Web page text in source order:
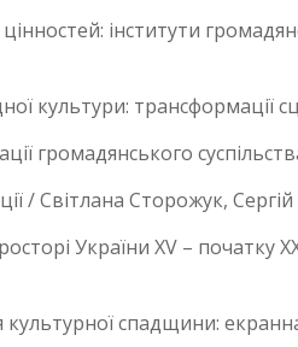
інститути
культури: трансформації
громадянського
/ Світлана Сторожук,
України ХV – початку
спадщини: